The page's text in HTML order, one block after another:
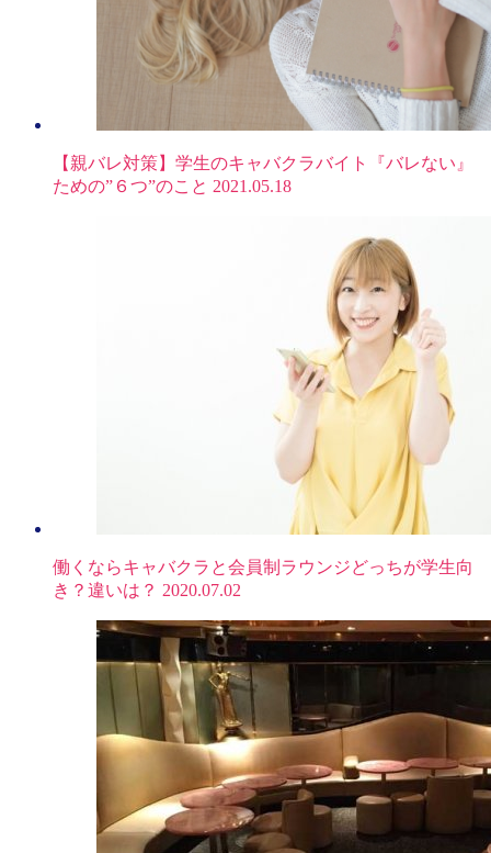
【親バレ対策】学生のキャバクラバイト『バレない』
ための”６つ”のこと 2021.05.18
働くならキャバクラと会員制ラウンジどっちが学生向
き？違いは？ 2020.07.02